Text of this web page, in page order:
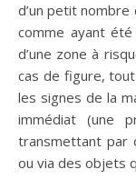
d’un petit
comme ayant
d’une zone à
cas de figure,
les signes de la
immédiat (une
transmettant par
ou via des objets